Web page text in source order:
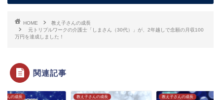
HOME
教え子さんの成長
元トリプルワークの介護士「しまさん（30代）」が、2年越しで念願の月収100
万円を達成しました！
関連記事
さんの成長 教え子さんの成長 教え子さんの成長